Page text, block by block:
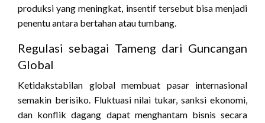
produksi yang meningkat, insentif tersebut bisa menjadi
penentu antara bertahan atau tumbang.
Regulasi sebagai Tameng dari Guncangan
Global
Ketidakstabilan global membuat pasar internasional
semakin berisiko. Fluktuasi nilai tukar, sanksi ekonomi,
dan konflik dagang dapat menghantam bisnis secara